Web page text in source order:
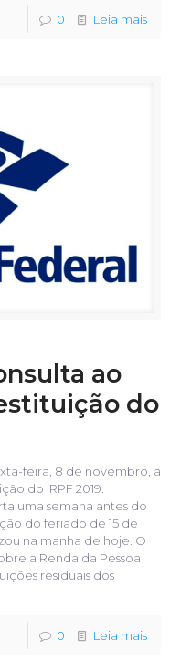
0 Leia mais
ao
do
feira, 8 de novembro, a
do IRPF 2019.
uma semana antes do
do feriado de 15 de
na manha de hoje. O
a Renda da Pessoa
residuais dos
0 Leia mais